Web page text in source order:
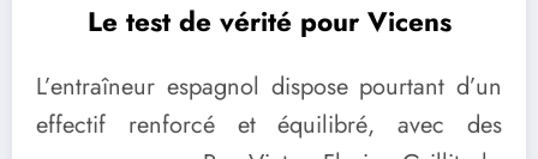
Le test de vérité pour Vicens
L’entraîneur espagnol dispose pourtant d’un
effectif renforcé et équilibré, avec des